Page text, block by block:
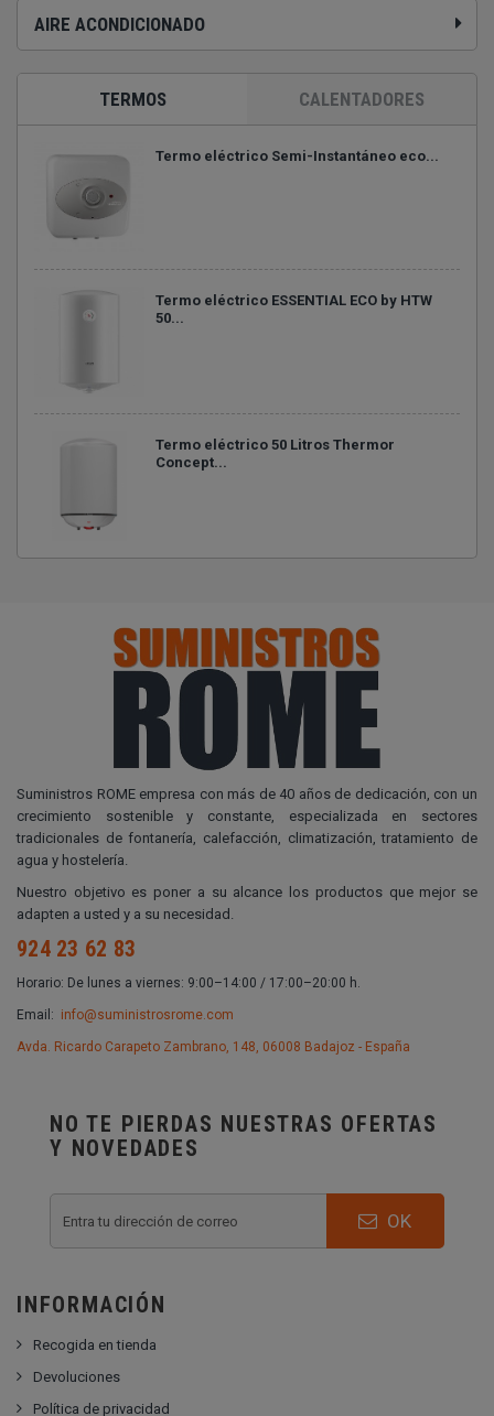
AIRE ACONDICIONADO
TERMOS CALENTADORES
Termo eléctrico Semi-Instantáneo eco...
Termo eléctrico ESSENTIAL ECO by HTW
50...
Termo eléctrico 50 Litros Thermor
Concept...
Suministros ROME empresa con más de 40 años de dedicación, con un
crecimiento sostenible y constante, especializada en sectores
tradicionales de fontanería, calefacción, climatización, tratamiento de
agua y hostelería.
Nuestro objetivo es poner a su alcance los productos que mejor se
adapten a usted y a su necesidad.
924 23 62 83
Horario: De lunes a viernes: 9:00–14:00 / 17:00–20:00 h.
Email: info@suministrosrome.com
Avda. Ricardo Carapeto Zambrano, 148, 06008 Badajoz - España
NO TE PIERDAS NUESTRAS OFERTAS
Y NOVEDADES
OK
INFORMACIÓN
Recogida en tienda
Devoluciones
Política de privacidad